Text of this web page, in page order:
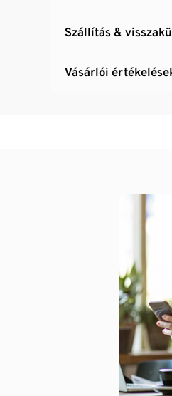
Szállítás &
Vásárlói